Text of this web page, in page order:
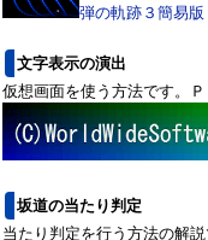
弾の軌跡３簡易版
文字表示の演出
仮想画面を使う方法です。
坂道の当たり判定
当たり判定を行う方法の解